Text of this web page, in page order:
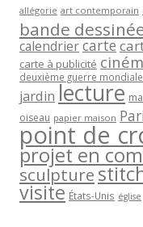
allégorie art contemporain
bande
calendriercarte
carte à publicité
deuxième guerre mondiale
jardin lecture
oiseau papier maison
point de
projet en
sculpture
visite États-Unis église